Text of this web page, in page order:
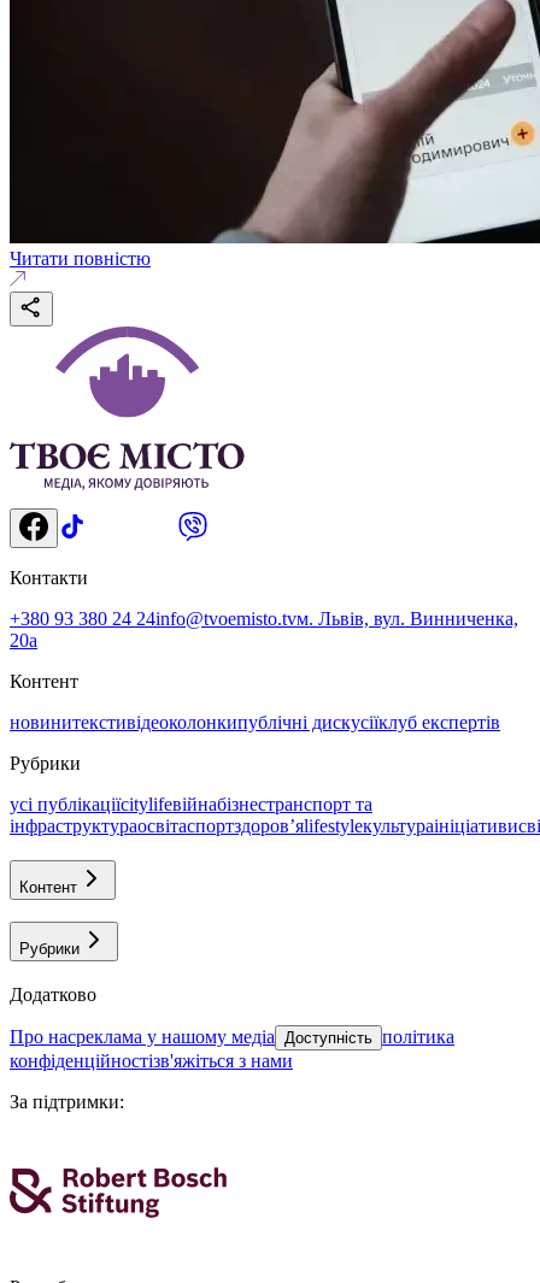
Читати повністю
Контакти
+380 93 380 24 24info@tvoemisto.tvм. Львів, вул. Винниченка,
20а
Контент
новинитекстивідеоколонкипублічні дискусіїклуб експертів
Рубрики
усі публікаціїcitylifeвійнабізнестранспорт та
інфраструктураосвітаспортздоровʼяlifestyleкультураініціативи
Контент
Рубрики
Додатково
про насреклама у нашому медіа Доступність політика
конфіденційностізв'яжіться з нами
За підтримки: